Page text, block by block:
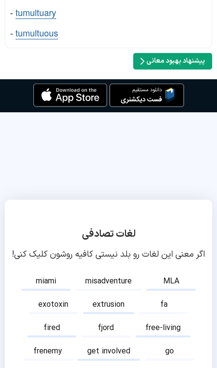
-tumultuary
-tumultuous
پیشنهاد بهبود معانی
لغات تصادفی
اگر معنی این لغات رو بلد نیستی کافیه روشون کلیک کنی!
miami misadventure
MLA
exotoxin
extrusion
fa
fired
fjord
free-living
frenemy
get involved
go